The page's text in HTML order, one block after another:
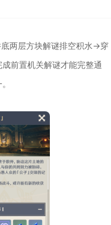
两层方块解谜排空积水→穿
前置机关解谜才能完整通